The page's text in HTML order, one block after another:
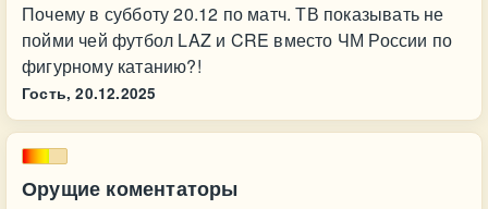
Почему в субботу 20.12 по матч. ТВ показывать не
пойми чей футбол LAZ и CRE вместо ЧМ России по
фигурному катанию?!
Гость, 20.12.2025
Орущие коментаторы